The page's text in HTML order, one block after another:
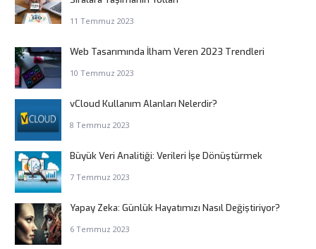
11 Temmuz 2023
Web Tasarımında İlham Veren 2023 Trendleri
10 Temmuz 2023
vCloud Kullanım Alanları Nelerdir?
8 Temmuz 2023
Büyük Veri Analitiği: Verileri İşe Dönüştürmek
7 Temmuz 2023
Yapay Zeka: Günlük Hayatımızı Nasıl Değiştiriyor?
6 Temmuz 2023